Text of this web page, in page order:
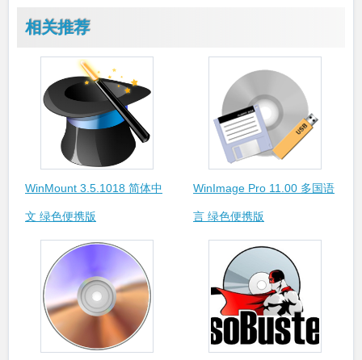
相关推荐
WinMount 3.5.1018 简体中
文 绿色便携版
WinImage Pro 11.00 多国语
言 绿色便携版